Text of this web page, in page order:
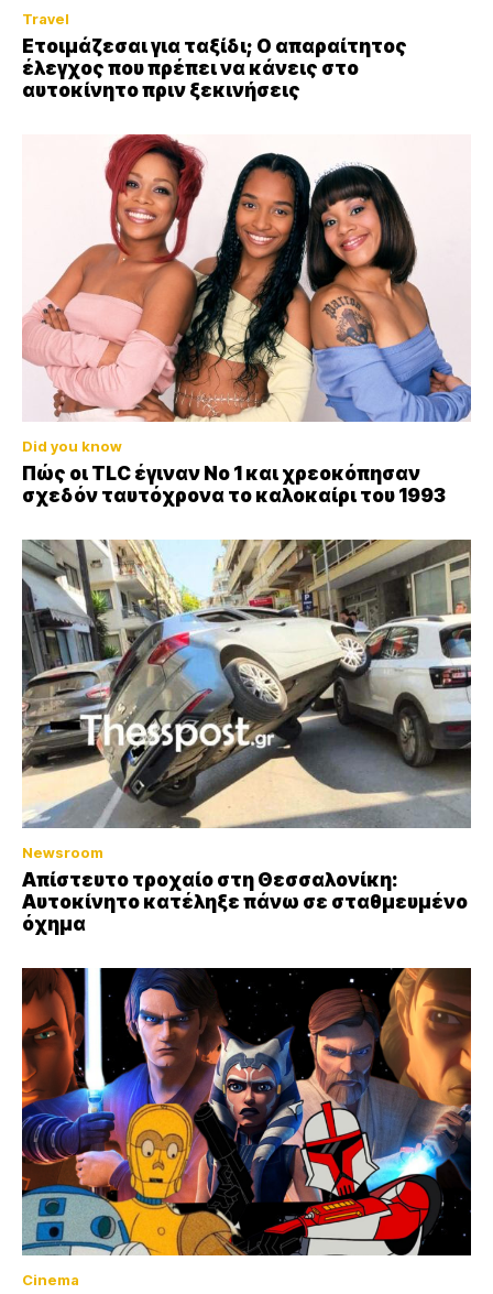
Travel
Ετοιμάζεσαι για ταξίδι; Ο απαραίτητος
έλεγχος που πρέπει να κάνεις στο
αυτοκίνητο πριν ξεκινήσεις
Did you know
Πώς οι TLC έγιναν Νο 1 και χρεοκόπησαν
σχεδόν ταυτόχρονα το καλοκαίρι του 1993
Newsroom
Απίστευτο τροχαίο στη Θεσσαλονίκη:
Αυτοκίνητο κατέληξε πάνω σε σταθμευμένο
όχημα
Cinema